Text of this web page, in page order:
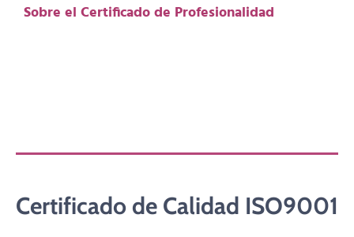
Sobre el Certificado de Profesionalidad
Certificado de Calidad ISO9001